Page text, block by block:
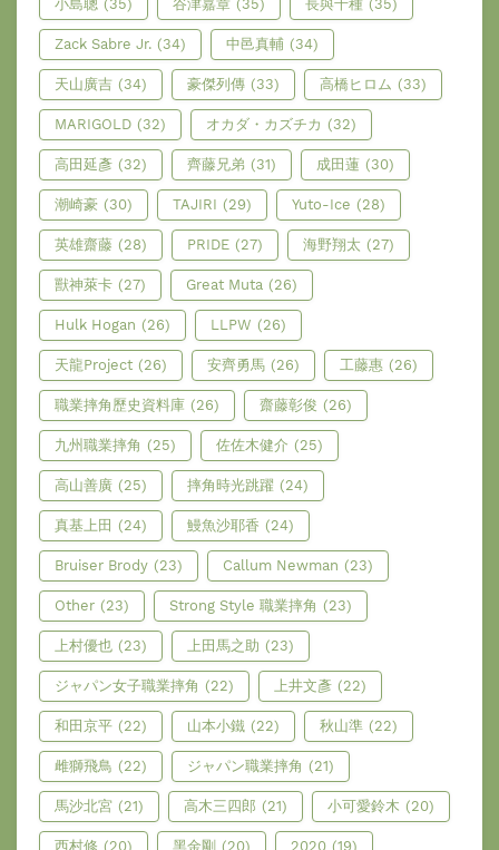
小島聰 (35) 谷津嘉章 (35) 長與千種 (35)
Zack Sabre Jr. (34) 中邑真輔 (34)
天山廣吉 (34) 豪傑列傳 (33) 高橋ヒロム (33)
MARIGOLD (32) オカダ・カズチカ (32)
高田延彥 (32) 齊藤兄弟 (31) 成田蓮 (30)
潮崎豪 (30) TAJIRI (29) Yuto-Ice (28)
英雄齋藤 (28) PRIDE (27) 海野翔太 (27)
獸神萊卡 (27) Great Muta (26)
Hulk Hogan (26) LLPW (26)
天龍Project (26) 安齊勇馬 (26) 工藤惠 (26)
職業摔角歷史資料庫 (26) 齋藤彰俊 (26)
九州職業摔角 (25) 佐佐木健介 (25)
高山善廣 (25) 摔角時光跳躍 (24)
真基上田 (24) 鰻魚沙耶香 (24)
Bruiser Brody (23) Callum Newman (23)
Other (23) Strong Style 職業摔角 (23)
上村優也 (23) 上田馬之助 (23)
ジャパン女子職業摔角 (22) 上井文彥 (22)
和田京平 (22) 山本小鐵 (22) 秋山準 (22)
雌獅飛鳥 (22) ジャパン職業摔角 (21)
馬沙北宮 (21) 高木三四郎 (21) 小可愛鈴木 (20)
西村修 (20) 黑金剛 (20) 2020 (19)